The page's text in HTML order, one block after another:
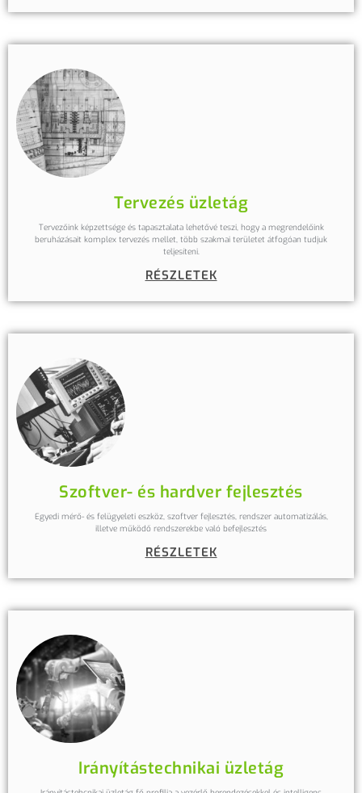
Tervezés üzletág
Tervezőink képzettsége és tapasztalata lehetővé teszi, hogy a megrendelőink
beruházásait komplex tervezés mellet, több szakmai területet átfogóan tudjuk
teljesíteni.
RÉSZLETEK
Szoftver- és hardver fejlesztés
Egyedi mérő- és felügyeleti eszköz, szoftver fejlesztés, rendszer automatizálás,
illetve működő rendszerekbe való befejlesztés
RÉSZLETEK
Irányítástechnikai üzletág